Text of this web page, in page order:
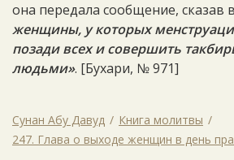
она передала сообщение, сказав
женщины, у которых
позади всех и совершить
людьми». [Бухари, № 971]
Сунан Абу Давуд
Книга молитвы
247. Глава о выходе женщин в день